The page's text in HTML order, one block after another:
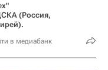
(Россия,
в медиабанк